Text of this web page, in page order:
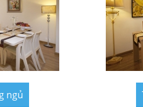
ngủ